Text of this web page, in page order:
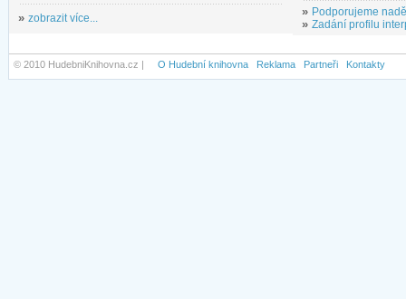
» zobrazit více... » Podporujeme
» Zadání profilu
© 2010 HudebniKnihovna.cz | O Hudební knihovna Reklama Partneři Kontakty